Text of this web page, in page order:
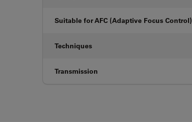
Suitable for AFC (Adaptive Focus Control)
Techniques
Transmission